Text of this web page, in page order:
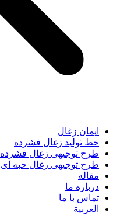
ایمان زغال
خط تولید زغال فشرده
طرح توجیهی زغال فشرده
طرح توجیهی زغال حبه ای
مقاله
درباره ما
تماس با ما
العربية